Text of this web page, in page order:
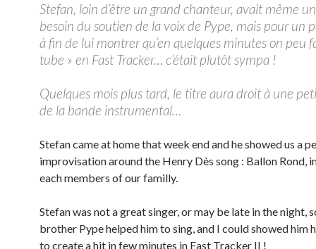
Stefan, loin d’être un grand chanteur, avait même
besoin du soutien de la voix de Pype, mais pour un
à fin de lui montrer qu’en quelques minutes on peu
tube » en Fast Tracker… c’était plutôt sympa !
Quelques mois plus tard, le titre aura droit à une
de la bande instrumental…
Stefan came at home that week end and he showed us a
improvisation around the Henry Dès song : Ballon Rond,
each members of our familly.
Stefan was not a great singer, or may be late in the night,
brother Pype helped him to sing, and I could showed him
to create a hit in few minutes in Fast Tracker II !